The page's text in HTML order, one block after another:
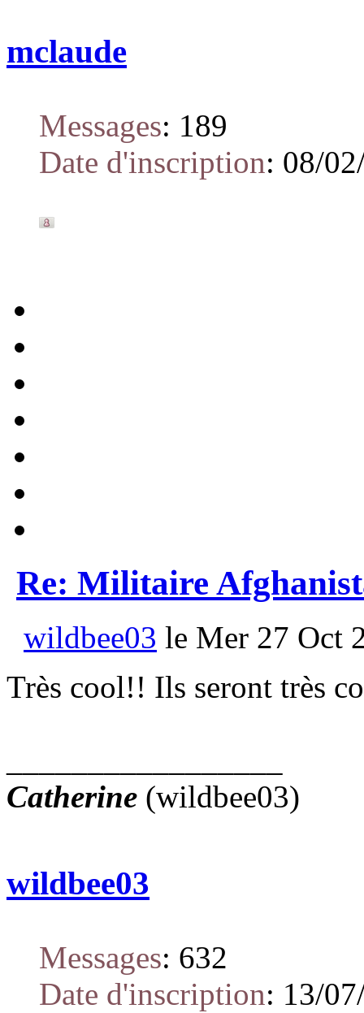
mclaude
Messages: 189
Date d'inscription: 08/
Re: Militaire
wildbee03 le Mer 27 Oct
Très cool!! Ils seront très
Catherine (wildbee03)
wildbee03
Messages: 632
Date d'inscription: 13/